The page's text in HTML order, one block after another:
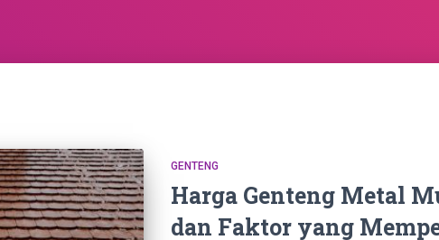
GENTENG
Harga Genteng Metal
dan Faktor yang